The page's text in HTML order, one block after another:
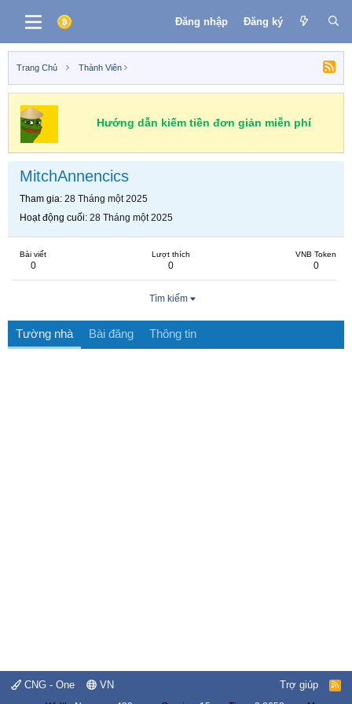
Đăng nhập Đăng ký
Trang Chủ Thành Viên
Hướng dẫn kiếm tiền đơn giản miễn phí
MitchAnnencics
Tham gia 28 Tháng một 2025
Hoạt động cuối 28 Tháng một 2025
Bài viết
0
Lượt thích
0
VNB Token
0
Tìm kiếm
Tường nhà Bài đăng Thông tin
CNG - One VN Trợ giúp
R